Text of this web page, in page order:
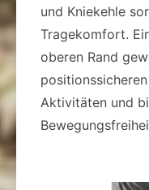
und Kniekehle
Tragekomfort.
oberen Rand
Aktivitäten und